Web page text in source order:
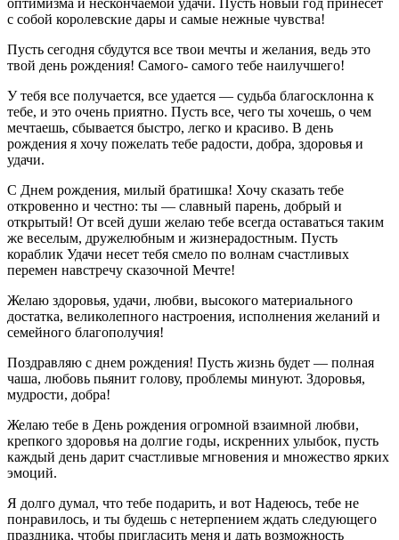
оптимизма и нескончаемой удачи. Пусть новый год принесет
с собой королевские дары и самые нежные чувства!
Пусть сегодня сбудутся все твои мечты и желания, ведь это
твой день рождения! Самого- самого тебе наилучшего!
У тебя все получается, все удается — судьба благосклонна к
тебе, и это очень приятно. Пусть все, чего ты хочешь, о чем
мечтаешь, сбывается быстро, легко и красиво. В день
рождения я хочу пожелать тебе радости, добра, здоровья и
удачи.
С Днем рождения, милый братишка! Хочу сказать тебе
откровенно и честно: ты — славный парень, добрый и
открытый! От всей души желаю тебе всегда оставаться таким
же веселым, дружелюбным и жизнерадостным. Пусть
кораблик Удачи несет тебя смело по волнам счастливых
перемен навстречу сказочной Мечте!
Желаю здоровья, удачи, любви, высокого материального
достатка, великолепного настроения, исполнения желаний и
семейного благополучия!
Поздравляю с днем рождения! Пусть жизнь будет — полная
чаша, любовь пьянит голову, проблемы минуют. Здоровья,
мудрости, добра!
Желаю тебе в День рождения огромной взаимной любви,
крепкого здоровья на долгие годы, искренних улыбок, пусть
каждый день дарит счастливые мгновения и множество ярких
эмоций.
Я долго думал, что тебе подарить, и вот Надеюсь, тебе не
понравилось, и ты будешь с нетерпением ждать следующего
праздника, чтобы пригласить меня и дать возможность